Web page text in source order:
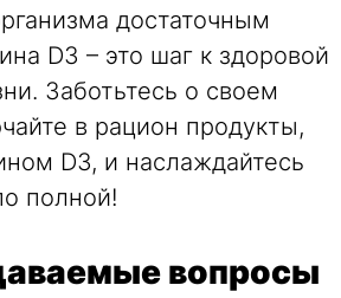
достаточным
D3 – это шаг к здоровой
Заботьтесь о своем
в рацион продукты,
D3, и наслаждайтесь
полной!
вопросы